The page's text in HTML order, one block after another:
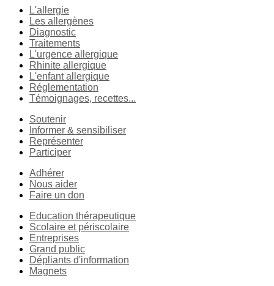
L'allergie
Les allergènes
Diagnostic
Traitements
L'urgence allergique
Rhinite allergique
L'enfant allergique
Réglementation
Témoignages, recettes...
Soutenir
Informer & sensibiliser
Représenter
Participer
Adhérer
Nous aider
Faire un don
Education thérapeutique
Scolaire et périscolaire
Entreprises
Grand public
Dépliants d'information
Magnets